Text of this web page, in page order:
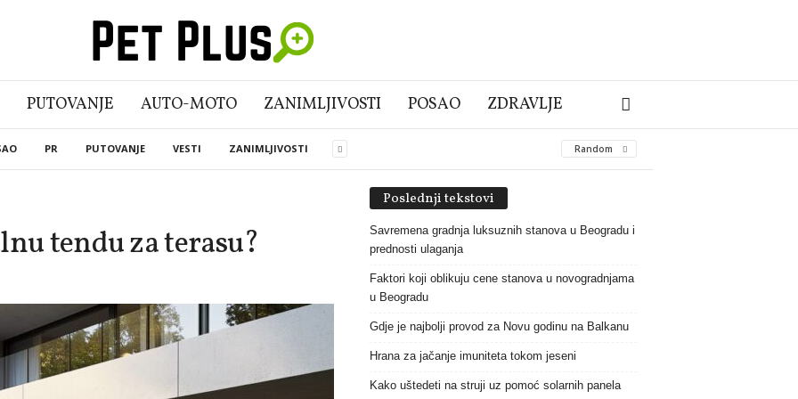
PUTOVANJE AUTO-MOTO ZANIMLJIVOSTI POSAO ZDRAVLJE
PR PUTOVANJE VESTI ZANIMLJIVOSTI Random
tendu za terasu?
Poslednji tekstovi
Savremena gradnja luksuznih stanova u Beogradu i
prednosti ulaganja
Faktori koji oblikuju cene stanova u novogradnjama
u Beogradu
Gdje je najbolji provod za Novu godinu na Balkanu
Hrana za jačanje imuniteta tokom jeseni
Kako uštedeti na struji uz pomoć solarnih panela